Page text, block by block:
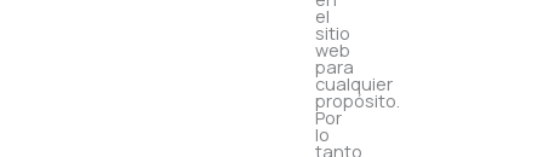
el
sitio
web
para
cualquier
propósito.
Por
lo
tanto,